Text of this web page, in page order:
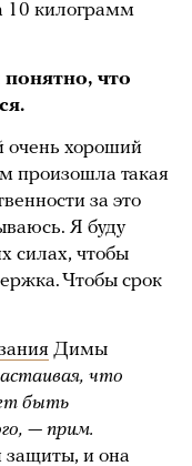
10 килограмм
что
хороший
произошла такая
за это
Я буду
силах, чтобы
Чтобы срок
Димы
что
быть
— прим.
защиты, и она